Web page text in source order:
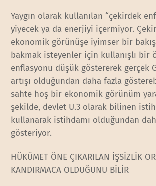
Yaygın olarak kullanılan “çekirdek
yiyecek ya da enerjiyi içermiyor.
ekonomik görünüşe iyimser bir bakış
bakmak isteyenler için kullanışlı bir
enflasyonu düşük göstererek gerçek
artışı olduğundan daha fazla
sahte hoş bir ekonomik görünüm
şekilde, devlet U.3 olarak bilinen
kullanarak istihdamı olduğundan
gösteriyor.
HÜKÜMET ÖNE ÇIKARILAN İŞSİZLİK
KANDIRMACA OLDUĞUNU BİLİR